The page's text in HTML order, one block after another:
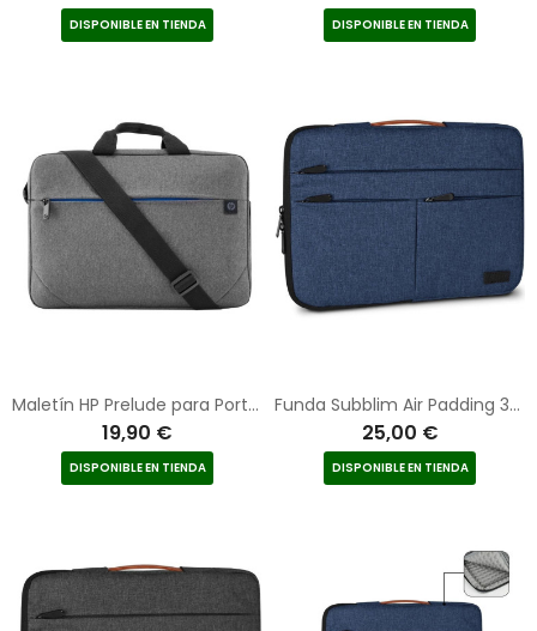
DISPONIBLE EN TIENDA DISPONIBLE EN TIENDA
Maletín HP Prelude para Portátiles hasta 15.6"/ Gris Formato OEM
19,90 €
DISPONIBLE EN TIENDA
Funda Subblim Air Padding 360 Sleeve para Portátiles hasta 15.6"/ Azul
25,00 €
DISPONIBLE EN TIENDA